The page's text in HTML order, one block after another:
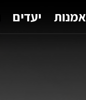
אמנות יעדים